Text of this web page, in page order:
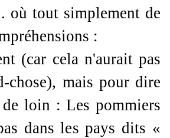
où tout simplement de
:
(car cela n'aurait pas
chose), mais pour dire
loin : Les pommiers
dans les pays dits «